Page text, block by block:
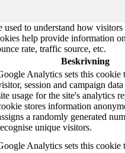
used to understand how
help provide information
rate, traffic source, etc.
Beskrivning
Analytics sets this cookie
session and campaign
usage for the site's analytics
stores information
a randomly generated
unique visitors.
Analytics sets this cookie